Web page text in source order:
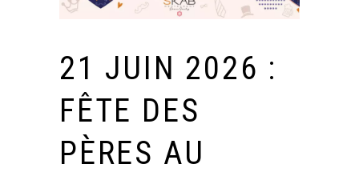
21 JUIN 2026 :
FÊTE DES
PÈRES AU